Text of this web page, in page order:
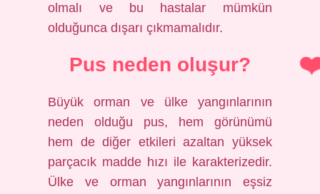
olmalı ve bu hastalar mümkün
olduğunca dışarı çıkmamalıdır.
Pus neden oluşur?
Büyük orman ve ülke yangınlarının
neden olduğu pus, hem görünümü
hem de diğer etkileri azaltan yüksek
parçacık madde hızı ile karakterizedir.
Ülke ve orman yangınlarının eşsiz